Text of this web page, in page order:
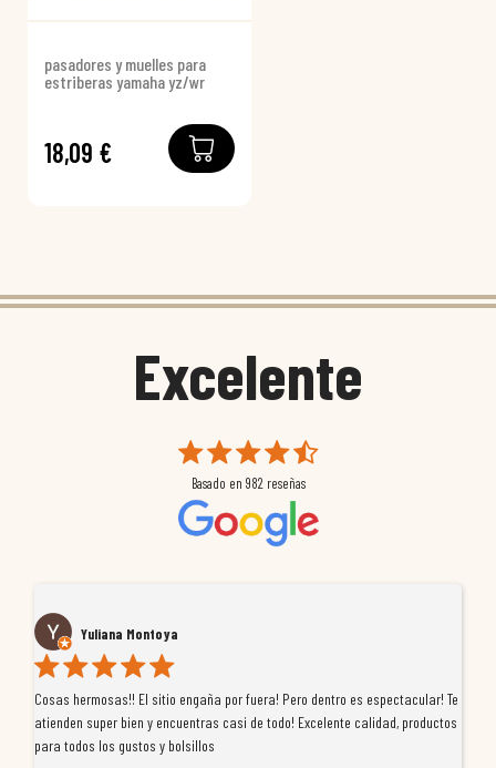
pasadores y muelles para
estriberas yamaha yz/wr
18,09 €
Excelente
Basado en 982 reseñas
Yuliana Montoya
Cosas hermosas!! El sitio engaña por fuera! Pero dentro es espectacular! Te
atienden super bien y encuentras casi de todo! Excelente calidad, productos
para todos los gustos y bolsillos